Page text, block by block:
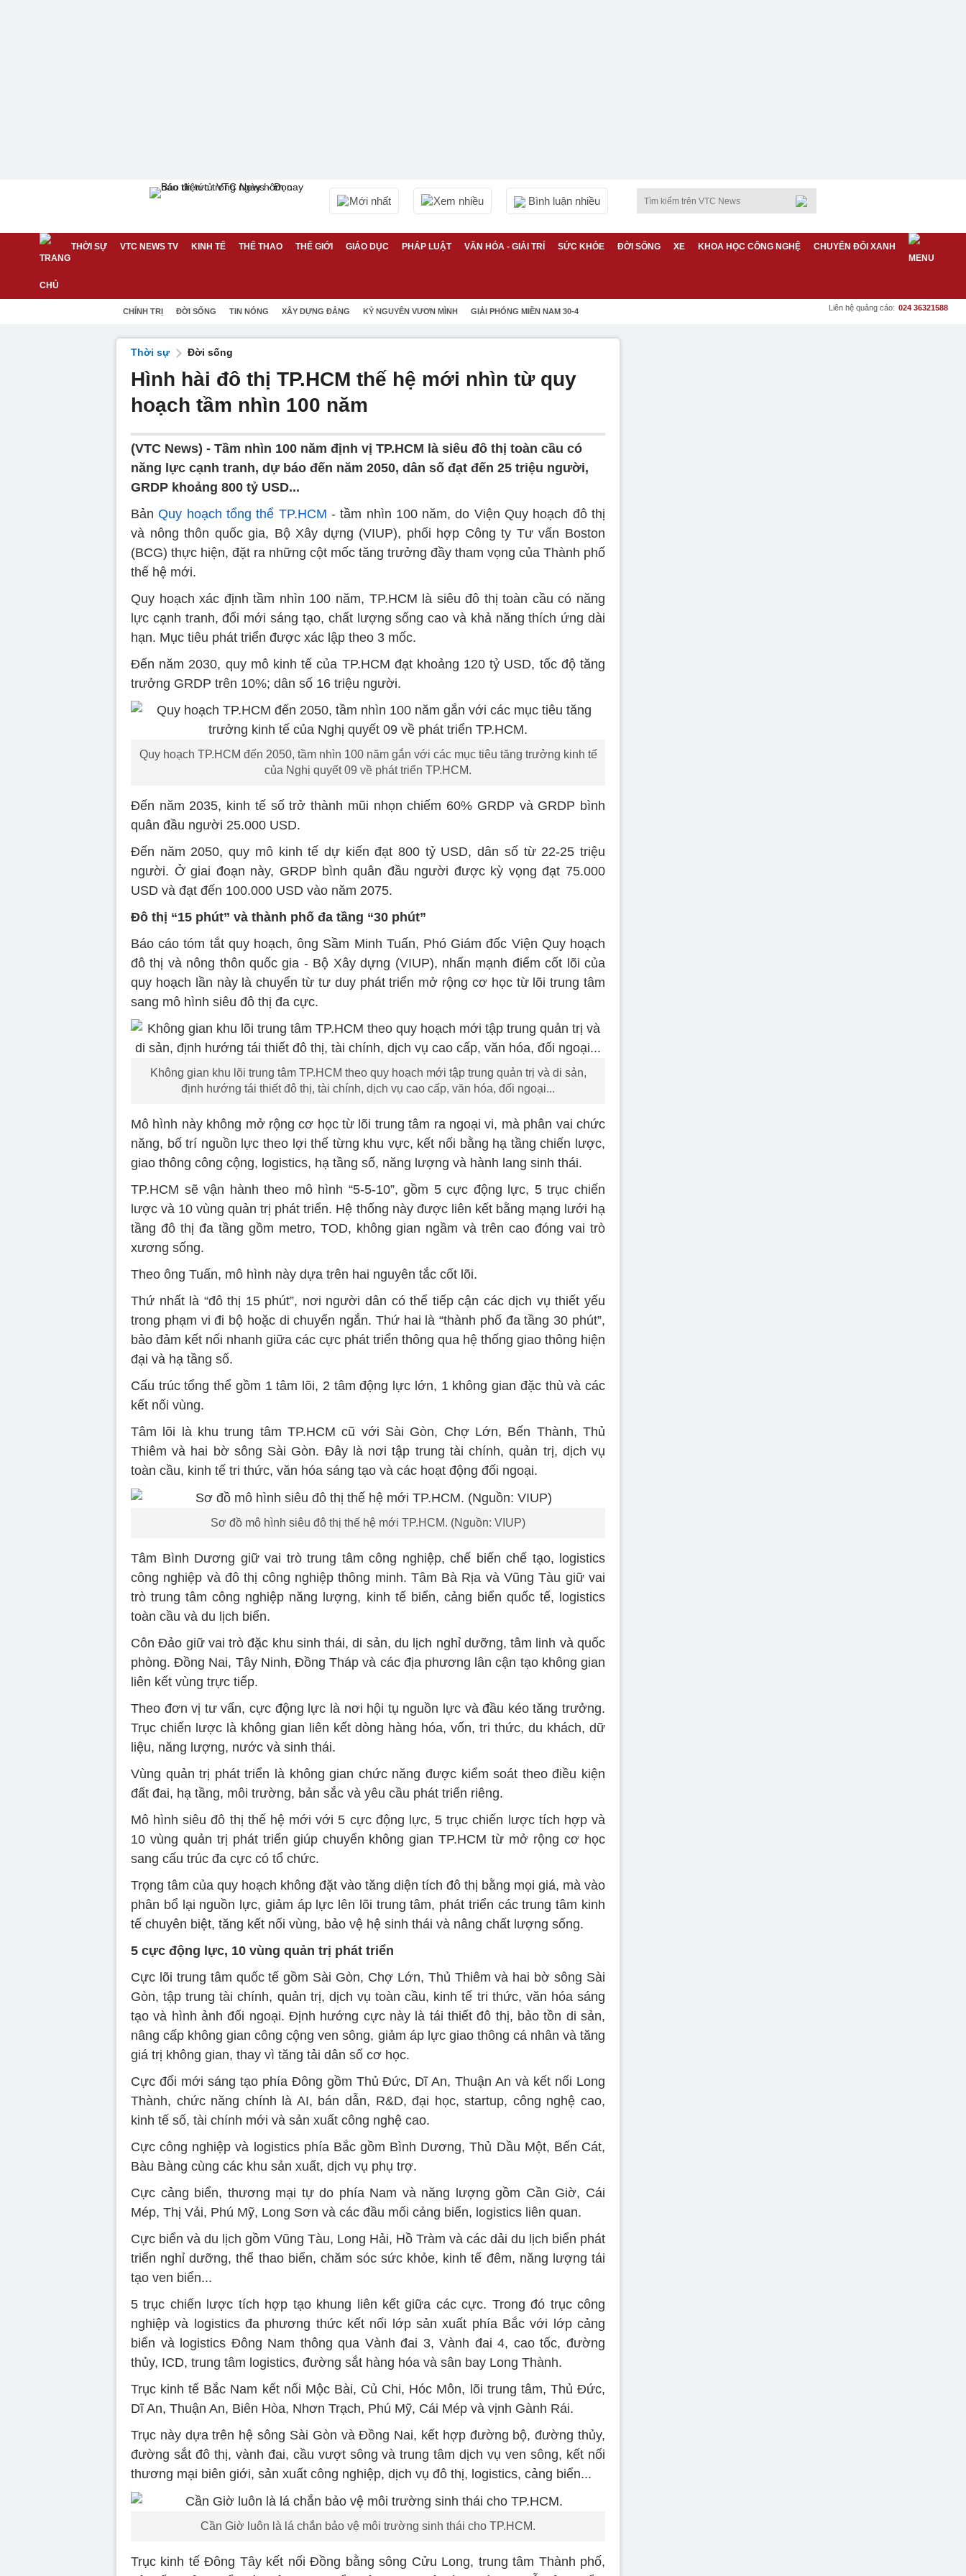
Mới nhất Xem nhiều Bình luận nhiều
THỜI SỰ VTC NEWS TV KINH TẾ THỂ THAO THẾ GIỚI GIÁO DỤC PHÁP LUẬT VĂN HÓA - GIẢI TRÍ SỨC KHỎE ĐỜI SỐNG XE KHOA HỌC CÔNG NGHỆ CHUYỂN ĐỔI XANH
CHÍNH TRỊ ĐỜI SỐNG TIN NÓNG XÂY DỰNG ĐẢNG KỶ NGUYÊN VƯƠN MÌNH GIẢI PHÓNG MIỀN NAM 30-4 Liên hệ quảng cáo: 024 36321588
Thời sự Đời sống
Hình hài đô thị TP.HCM thế hệ mới nhìn từ quy
hoạch tầm nhìn 100 năm
(VTC News) - Tầm nhìn 100 năm định vị TP.HCM là siêu đô thị toàn cầu có
năng lực cạnh tranh, dự báo đến năm 2050, dân số đạt đến 25 triệu người,
GRDP khoảng 800 tỷ USD...
BảnQuy hoạch tổng thể TP.HCM - tầm nhìn 100 năm, do Viện Quy hoạch đô thị
và nông thôn quốc gia, Bộ Xây dựng (VIUP), phối hợp Công ty Tư vấn Boston
(BCG) thực hiện, đặt ra những cột mốc tăng trưởng đầy tham vọng của Thành phố
thế hệ mới.
Quy hoạch xác định tầm nhìn 100 năm, TP.HCM là siêu đô thị toàn cầu có năng
lực cạnh tranh, đổi mới sáng tạo, chất lượng sống cao và khả năng thích ứng dài
hạn. Mục tiêu phát triển được xác lập theo 3 mốc.
Đến năm 2030, quy mô kinh tế của TP.HCM đạt khoảng 120 tỷ USD, tốc độ tăng
trưởng GRDP trên 10%; dân số 16 triệu người.
Quy hoạch TP.HCM đến 2050, tầm nhìn 100 năm gắn với các mục tiêu tăng trưởng kinh tế
của Nghị quyết 09 về phát triển TP.HCM.
Đến năm 2035, kinh tế số trở thành mũi nhọn chiếm 60% GRDP và GRDP bình
quân đầu người 25.000 USD.
Đến năm 2050, quy mô kinh tế dự kiến đạt 800 tỷ USD, dân số từ 22-25 triệu
người. Ở giai đoạn này, GRDP bình quân đầu người được kỳ vọng đạt 75.000
USD và đạt đến 100.000 USD vào năm 2075.
Đô thị “15 phút” và thành phố đa tầng “30 phút”
Báo cáo tóm tắt quy hoạch, ông Sầm Minh Tuấn, Phó Giám đốc Viện Quy hoạch
đô thị và nông thôn quốc gia - Bộ Xây dựng (VIUP), nhấn mạnh điểm cốt lõi của
quy hoạch lần này là chuyển từ tư duy phát triển mở rộng cơ học từ lõi trung tâm
sang mô hình siêu đô thị đa cực.
Không gian khu lõi trung tâm TP.HCM theo quy hoạch mới tập trung quản trị và di sản,
định hướng tái thiết đô thị, tài chính, dịch vụ cao cấp, văn hóa, đối ngoại...
Mô hình này không mở rộng cơ học từ lõi trung tâm ra ngoại vi, mà phân vai chức
năng, bố trí nguồn lực theo lợi thế từng khu vực, kết nối bằng hạ tầng chiến lược,
giao thông công cộng, logistics, hạ tầng số, năng lượng và hành lang sinh thái.
TP.HCM sẽ vận hành theo mô hình “5-5-10”, gồm 5 cực động lực, 5 trục chiến
lược và 10 vùng quản trị phát triển. Hệ thống này được liên kết bằng mạng lưới hạ
tầng đô thị đa tầng gồm metro, TOD, không gian ngầm và trên cao đóng vai trò
xương sống.
Theo ông Tuấn, mô hình này dựa trên hai nguyên tắc cốt lõi.
Thứ nhất là “đô thị 15 phút”, nơi người dân có thể tiếp cận các dịch vụ thiết yếu
trong phạm vi đi bộ hoặc di chuyển ngắn. Thứ hai là “thành phố đa tầng 30 phút”,
bảo đảm kết nối nhanh giữa các cực phát triển thông qua hệ thống giao thông hiện
đại và hạ tầng số.
Cấu trúc tổng thể gồm 1 tâm lõi, 2 tâm động lực lớn, 1 không gian đặc thù và các
kết nối vùng.
Tâm lõi là khu trung tâm TP.HCM cũ với Sài Gòn, Chợ Lớn, Bến Thành, Thủ
Thiêm và hai bờ sông Sài Gòn. Đây là nơi tập trung tài chính, quản trị, dịch vụ
toàn cầu, kinh tế tri thức, văn hóa sáng tạo và các hoạt động đối ngoại.
Sơ đồ mô hình siêu đô thị thế hệ mới TP.HCM. (Nguồn: VIUP)
Tâm Bình Dương giữ vai trò trung tâm công nghiệp, chế biến chế tạo, logistics
công nghiệp và đô thị công nghiệp thông minh. Tâm Bà Rịa và Vũng Tàu giữ vai
trò trung tâm công nghiệp năng lượng, kinh tế biển, cảng biển quốc tế, logistics
toàn cầu và du lịch biển.
Côn Đảo giữ vai trò đặc khu sinh thái, di sản, du lịch nghỉ dưỡng, tâm linh và quốc
phòng. Đồng Nai, Tây Ninh, Đồng Tháp và các địa phương lân cận tạo không gian
liên kết vùng trực tiếp.
Theo đơn vị tư vấn, cực động lực là nơi hội tụ nguồn lực và đầu kéo tăng trưởng.
Trục chiến lược là không gian liên kết dòng hàng hóa, vốn, tri thức, du khách, dữ
liệu, năng lượng, nước và sinh thái.
Vùng quản trị phát triển là không gian chức năng được kiểm soát theo điều kiện
đất đai, hạ tầng, môi trường, bản sắc và yêu cầu phát triển riêng.
Mô hình siêu đô thị thế hệ mới với 5 cực động lực, 5 trục chiến lược tích hợp và
10 vùng quản trị phát triển giúp chuyển không gian TP.HCM từ mở rộng cơ học
sang cấu trúc đa cực có tổ chức.
Trọng tâm của quy hoạch không đặt vào tăng diện tích đô thị bằng mọi giá, mà vào
phân bổ lại nguồn lực, giảm áp lực lên lõi trung tâm, phát triển các trung tâm kinh
tế chuyên biệt, tăng kết nối vùng, bảo vệ hệ sinh thái và nâng chất lượng sống.
5 cực động lực, 10 vùng quản trị phát triển
Cực lõi trung tâm quốc tế gồm Sài Gòn, Chợ Lớn, Thủ Thiêm và hai bờ sông Sài
Gòn, tập trung tài chính, quản trị, dịch vụ toàn cầu, kinh tế tri thức, văn hóa sáng
tạo và hình ảnh đối ngoại. Định hướng cực này là tái thiết đô thị, bảo tồn di sản,
nâng cấp không gian công cộng ven sông, giảm áp lực giao thông cá nhân và tăng
giá trị không gian, thay vì tăng tải dân số cơ học.
Cực đổi mới sáng tạo phía Đông gồm Thủ Đức, Dĩ An, Thuận An và kết nối Long
Thành, chức năng chính là AI, bán dẫn, R&D, đại học, startup, công nghệ cao,
kinh tế số, tài chính mới và sản xuất công nghệ cao.
Cực công nghiệp và logistics phía Bắc gồm Bình Dương, Thủ Dầu Một, Bến Cát,
Bàu Bàng cùng các khu sản xuất, dịch vụ phụ trợ.
Cực cảng biển, thương mại tự do phía Nam và năng lượng gồm Cần Giờ, Cái
Mép, Thị Vải, Phú Mỹ, Long Sơn và các đầu mối cảng biển, logistics liên quan.
Cực biển và du lịch gồm Vũng Tàu, Long Hải, Hồ Tràm và các dải du lịch biển phát
triển nghỉ dưỡng, thể thao biển, chăm sóc sức khỏe, kinh tế đêm, năng lượng tái
tạo ven biển...
5 trục chiến lược tích hợp tạo khung liên kết giữa các cực. Trong đó trục công
nghiệp và logistics đa phương thức kết nối lớp sản xuất phía Bắc với lớp cảng
biển và logistics Đông Nam thông qua Vành đai 3, Vành đai 4, cao tốc, đường
thủy, ICD, trung tâm logistics, đường sắt hàng hóa và sân bay Long Thành.
Trục kinh tế Bắc Nam kết nối Mộc Bài, Củ Chi, Hóc Môn, lõi trung tâm, Thủ Đức,
Dĩ An, Thuận An, Biên Hòa, Nhơn Trạch, Phú Mỹ, Cái Mép và vịnh Gành Rái.
Trục này dựa trên hệ sông Sài Gòn và Đồng Nai, kết hợp đường bộ, đường thủy,
đường sắt đô thị, vành đai, cầu vượt sông và trung tâm dịch vụ ven sông, kết nối
thương mại biên giới, sản xuất công nghiệp, dịch vụ đô thị, logistics, cảng biển...
Cần Giờ luôn là lá chắn bảo vệ môi trường sinh thái cho TP.HCM.
Trục kinh tế Đông Tây kết nối Đồng bằng sông Cửu Long, trung tâm Thành phố,